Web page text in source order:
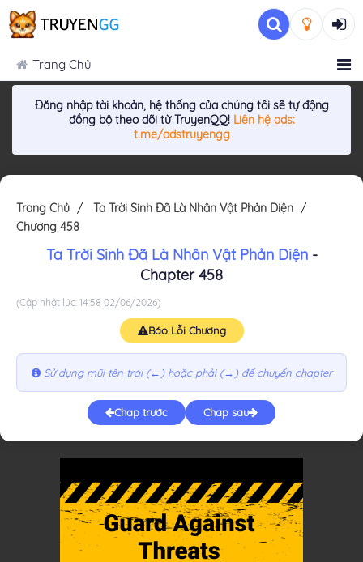
Trang Chủ
Đăng nhập tài khoản, hệ thống của chúng tôi sẽ tự động
đồng bộ theo dõi từ TruyenQQ! Liên hệ ads:
t.me/adstruyengg
Trang Chủ
Ta Trời Sinh Đã Là Nhân Vật Phản Diện
Chương 458
Ta Trời Sinh Đã Là Nhân Vật Phản Diện-
Chapter 458
(Cập nhật lúc: 14:58 02/06/2026)
Báo Lỗi Chương
Sử dụng mũi tên trái (←) hoặc phải (→) để chuyển chapter
Chap trước Chap sau